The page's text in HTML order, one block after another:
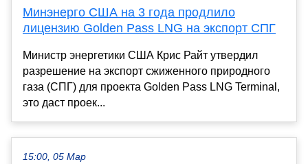
Минэнерго США на 3 года продлило
лицензию Golden Pass LNG на экспорт СПГ
Министр энергетики США Крис Райт утвердил
разрешение на экспорт сжиженного природного
газа (СПГ) для проекта Golden Pass LNG Terminal,
это даст проек...
15:00, 05 Мар